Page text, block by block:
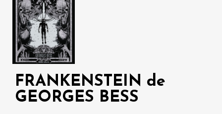
FRANKENSTEIN de
GEORGES BESS